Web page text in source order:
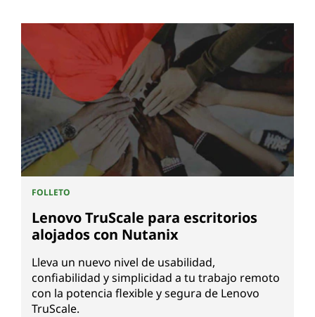
FOLLETO
Lenovo TruScale para escritorios
alojados con Nutanix
Lleva un nuevo nivel de usabilidad,
confiabilidad y simplicidad a tu trabajo remoto
con la potencia flexible y segura de Lenovo
TruScale.